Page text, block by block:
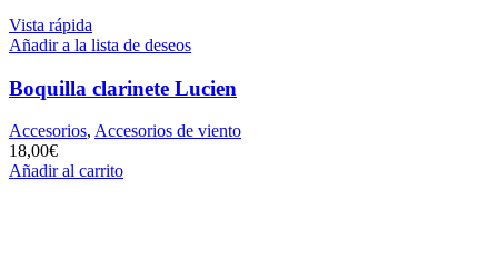
Vista rápida
Añadir a la lista de deseos
Boquilla clarinete Lucien
Accesorios, Accesorios de viento
18,00€
Añadir al carrito